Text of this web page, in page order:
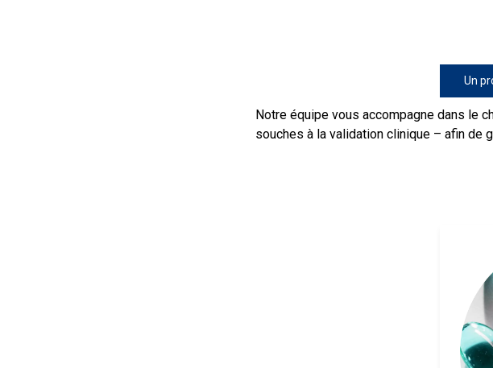
Un
Notre équipe vous accompagne dans le
souches à la validation clinique – afin